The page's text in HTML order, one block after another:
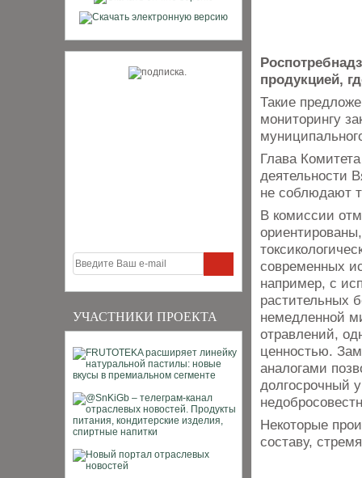
УЧАСТНИКИ ПРОЕКТА
продукцией,
Такие
мониторингу
Глава
деятельности
не соблюдают
В комиссии
современных
например, с
растительных
немедленной
отравлений,
ценностью.
аналогами
долгосрочный
Некоторые
составу,